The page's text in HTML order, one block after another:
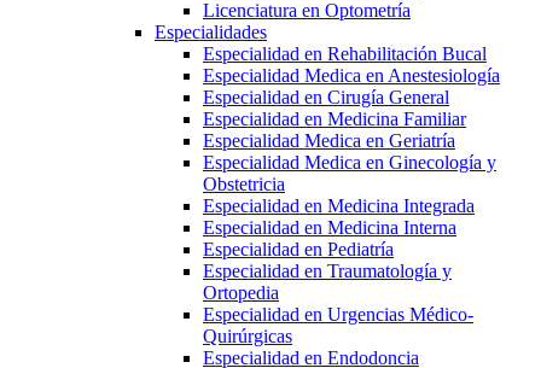
Licenciatura en Optometría
Especialidades
Especialidad en Rehabilitación Bucal
Especialidad Medica en Anestesiología
Especialidad en Cirugía General
Especialidad en Medicina Familiar
Especialidad Medica en Geriatría
Especialidad Medica en Ginecología y
Obstetricia
Especialidad en Medicina Integrada
Especialidad en Medicina Interna
Especialidad en Pediatría
Especialidad en Traumatología y
Ortopedia
Especialidad en Urgencias Médico-
Quirúrgicas
Especialidad en Endodoncia